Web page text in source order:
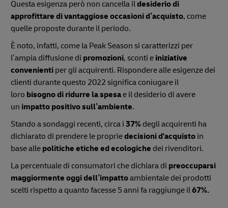
Questa esigenza però non cancella ildesiderio di
approfittare di vantaggiose occasioni d’acquisto, come
quelle proposte durante il periodo.
È noto, infatti, come la Peak Season si caratterizzi per
l’ampia diffusione di promozioni, sconti e iniziative
convenienti per gli acquirenti. Rispondere alle esigenze dei
clienti durante questo 2022 significa coniugare il
loro bisogno di ridurre la spesa e il desiderio di avere
un impatto positivo sull’ambiente.
Stando a sondaggi recenti, circa i 37% degli acquirenti ha
dichiarato di prendere le propriedecisioni d'acquisto in
base alle politiche etiche ed ecologiche dei rivenditori.
La percentuale di consumatori che dichiara di preoccuparsi
maggiormente oggi dell’impattoambientale dei prodotti
scelti rispetto a quanto facesse 5 anni fa raggiunge il67%.